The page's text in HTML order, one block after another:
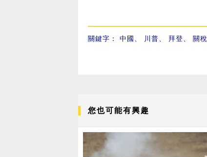
關鍵字： 中國 川普 拜登 關稅
您也可能有興趣